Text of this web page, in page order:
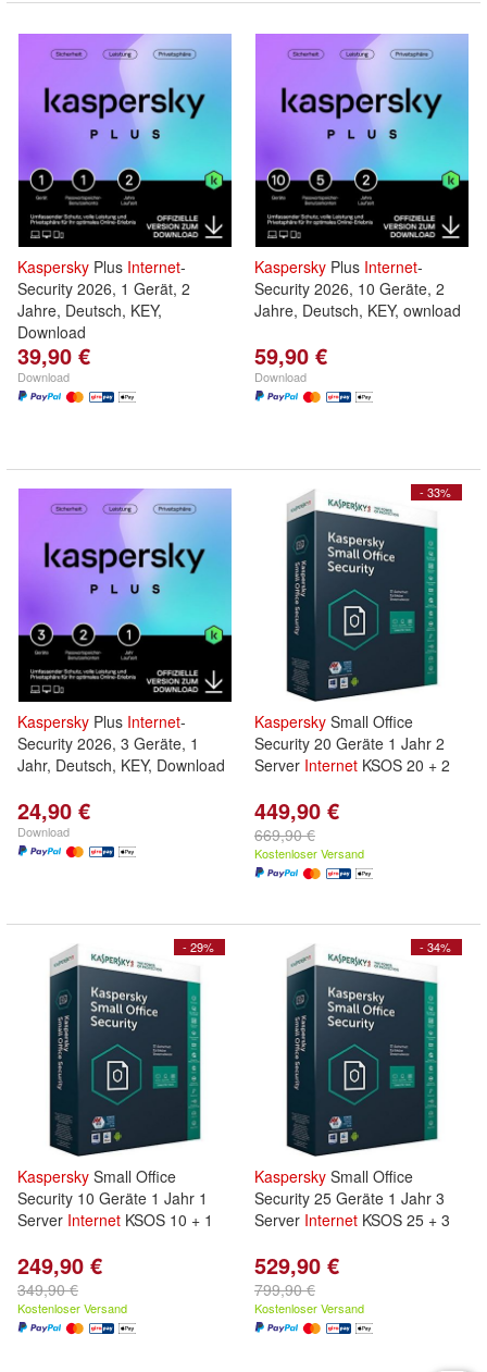
Kaspersky Plus Internet-
Security 2026, 1 Gerät, 2
Jahre, Deutsch, KEY,
Download
39,90 €
Download
Kaspersky Plus Internet-
Security 2026, 10 Geräte, 2
Jahre, Deutsch, KEY, ownload
59,90 €
Download
Kaspersky Plus Internet-
Security 2026, 3 Geräte, 1
Jahr, Deutsch, KEY, Download
24,90 €
Download
- 33%
Kaspersky Small Office
Security 20 Geräte 1 Jahr 2
Server Internet KSOS 20 + 2
449,90 €
669,90 €
Kostenloser Versand
- 29%
Kaspersky Small Office
Security 10 Geräte 1 Jahr 1
Server Internet KSOS 10 + 1
249,90 €
349,90 €
Kostenloser Versand
- 34%
Kaspersky Small Office
Security 25 Geräte 1 Jahr 3
Server Internet KSOS 25 + 3
529,90 €
799,90 €
Kostenloser Versand